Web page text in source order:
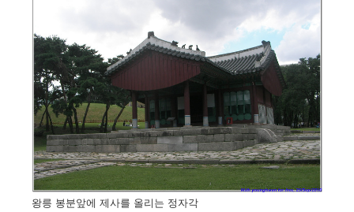
왕릉 봉분앞에 제사를 올리는 정자각